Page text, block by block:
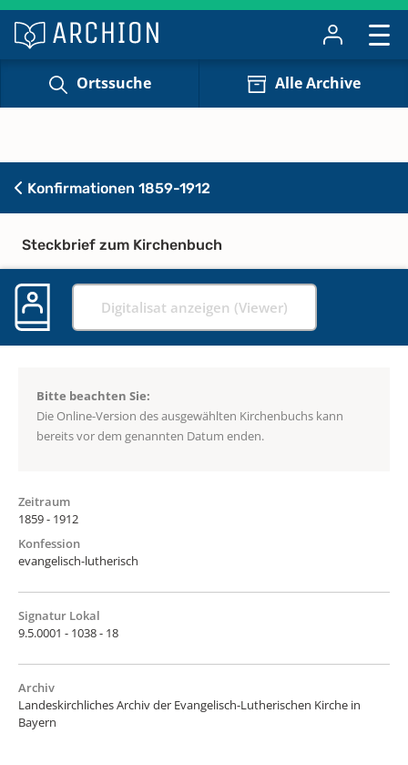
Ortssuche Alle Archive
Konfirmationen 1859-1912
Steckbrief zum Kirchenbuch
Digitalisat anzeigen (Viewer)
Bitte beachten Sie:
Die Online-Version des ausgewählten Kirchenbuchs kann
bereits vor dem genannten Datum enden.
Zeitraum
1859 - 1912
Konfession
evangelisch-lutherisch
Signatur Lokal
9.5.0001 - 1038 - 18
Archiv
Landeskirchliches Archiv der Evangelisch-Lutherischen Kirche in
Bayern